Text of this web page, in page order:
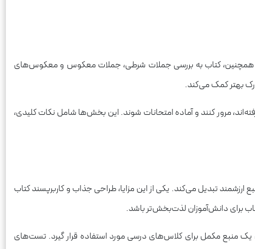
همچنین، کتاب به بررسی جملات شرطی، جملات معکوس و معکوس‌های
بهتر کمک می‌کند.
مرور کنند و آماده امتحانات شوند. این بخش‌ها شامل نکات کلیدی،
تبدیل می‌کند. یکی از این مزایا، طراحی جذاب و کاربرپسند کتاب
برای دانش‌آموزان لذت‌بخش‌تر باشد.
منبع مکمل برای کلاس‌های درسی مورد استفاده قرار گیرد. تست‌های